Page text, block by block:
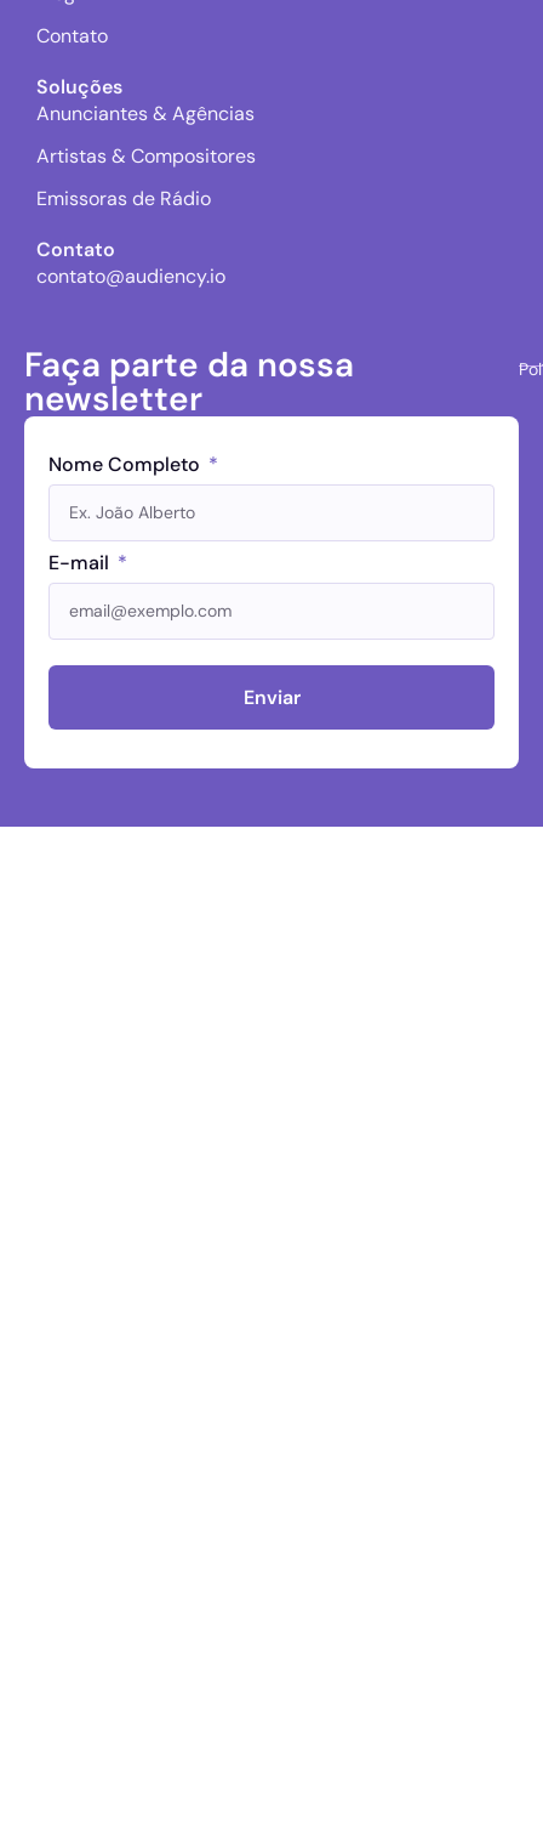
Contato
Soluções
Anunciantes & Agências
Artistas & Compositores
Emissoras de Rádio
Contato
contato@audiency.io
Faça parte da nossa
newsletter
Nome Completo
E-mail
Enviar